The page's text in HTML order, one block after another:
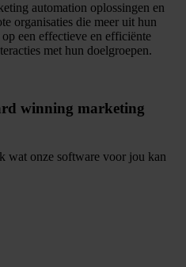
automation oplossingen en
organisaties die meer uit hun
een effectieve en efficiënte
met hun doelgroepen.
winning marketing
wat onze software voor jou kan